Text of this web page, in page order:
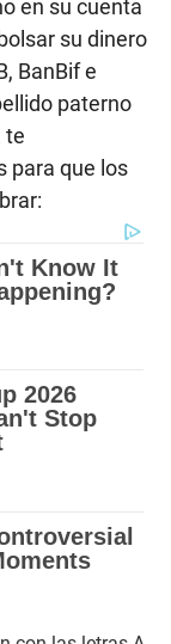
en su cuenta
su dinero
BanBif e
paterno
te
para que los